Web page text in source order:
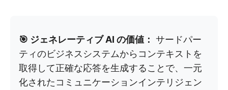
🎯 ジェネレーティブ AI の価値： サードパー
ティのビジネスシステムからコンテキストを
取得して正確な応答を生成することで、一元
化されたコミュニケーションインテリジェン